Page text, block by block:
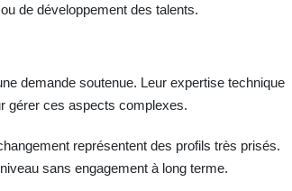
de développement des talents.
demande soutenue. Leur expertise technique
gérer ces aspects complexes.
représentent des profils très prisés.
sans engagement à long terme.